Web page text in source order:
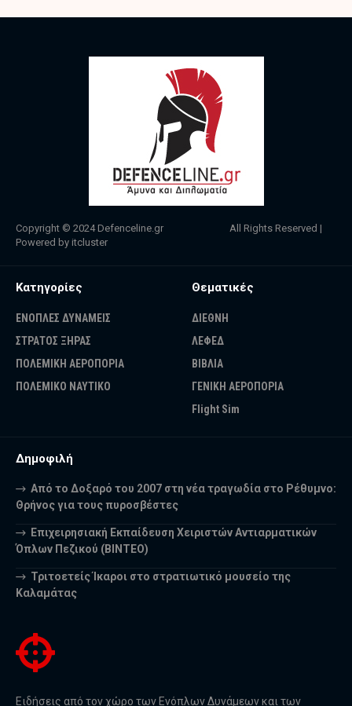
Copyright © 2024 Defenceline.gr All Rights Reserved |
Powered by itcluster
Κατηγορίες
ΕΝΟΠΛΕΣ ΔΥΝΑΜΕΙΣ
ΣΤΡΑΤΟΣ ΞΗΡΑΣ
ΠΟΛΕΜΙΚΗ ΑΕΡΟΠΟΡΙΑ
ΠΟΛΕΜΙΚΟ ΝΑΥΤΙΚΟ
Θεματικές
ΔΙΕΘΝΗ
ΛΕΦΕΔ
ΒΙΒΛΙΑ
ΓΕΝΙΚΗ ΑΕΡΟΠΟΡΙΑ
Flight Sim
Δημοφιλή
Από το Δοξαρό του 2007 στη νέα τραγωδία στο Ρέθυμνο:
Θρήνος για τους πυροσβέστες
Επιχειρησιακή Εκπαίδευση Χειριστών Αντιαρματικών
Όπλων Πεζικού (ΒΙΝΤΕΟ)
Τριτοετείς Ίκαροι στο στρατιωτικό μουσείο της
Καλαμάτας
Ειδήσεις από τον χώρο των Ενόπλων Δυνάμεων και των